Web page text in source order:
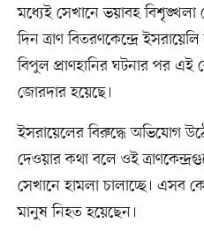
মধ্যেই সেখানে ভয়াবহ
দিন ত্রাণ বিতরণকেন্দ্রে
বিপুল প্রাণহানির ঘটনার পর এই
জোরদার হয়েছে।
ইসরায়েলের বিরুদ্ধে অভিযোগ
দেওয়ার কথা বলে ওই
সেখানে হামলা চালাচ্ছে। এসব
মানুষ নিহত হয়েছেন।